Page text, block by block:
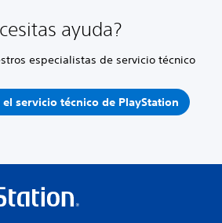
ayuda?
especialistas de servicio técnico
servicio técnico de PlayStation